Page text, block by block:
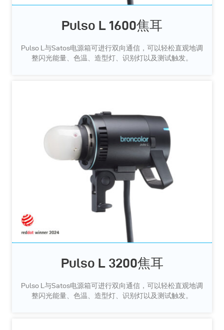
Pulso L 1600焦耳
Pulso L与Satos电源箱可进行双向通信，可以轻松直观地调
整闪光能量、色温、造型灯、识别灯以及测试触发。
Pulso L 3200焦耳
Pulso L与Satos电源箱可进行双向通信，可以轻松直观地调
整闪光能量、色温、造型灯、识别灯以及测试触发。